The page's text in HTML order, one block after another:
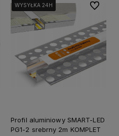
WYSYŁKA 24H
WYSYŁKA 24H
WYSYŁKA 24H
Profil aluminiowy SMART-LED
PG1-2 srebrny 2m KOMPLET
Do